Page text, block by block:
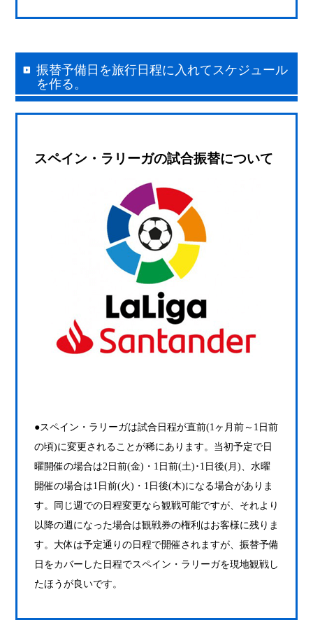
振替予備日を旅行日程に入れてスケジュール
を作る。
スペイン・ラリーガの試合振替について
●スペイン・ラリーガは試合日程が直前(1ヶ月前～1日前
の頃)に変更されることが稀にあります。当初予定で日
曜開催の場合は2日前(金)・1日前(土)･1日後(月)、水曜
開催の場合は1日前(火)・1日後(木)になる場合がありま
す。同じ週での日程変更なら観戦可能ですが、それより
以降の週になった場合は観戦券の権利はお客様に残りま
す。大体は予定通りの日程で開催されますが、振替予備
日をカバーした日程でスペイン・ラリーガを現地観戦し
たほうが良いです。